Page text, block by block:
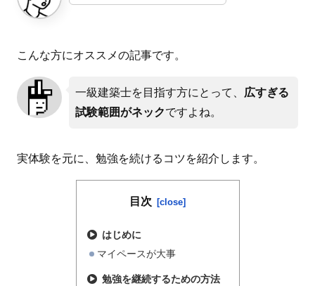
こんな方にオススメの記事です。
一級建築士を目指す方にとって、 広すぎる
試験範囲がネックですよね。
実体験を元に、勉強を続けるコツを紹介します。
目次
はじめに
マイペースが大事
勉強を継続するための方法